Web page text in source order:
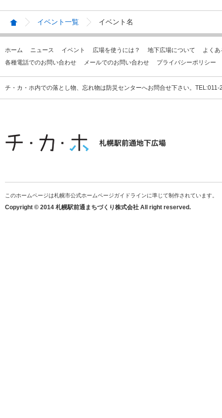
イベント一覧 イベント名
ホーム ニュース イベント 広場を使うには？ 地下広場について
よく
各種電話でのお問い合わせ
メールでのお問い合わせ プライバシーポリシー
チ・カ・ホ内での落とし物、忘れ物は防災センターへお問合せ下さい。
このホームページは札幌市公式ホームページガイドラインに準じて制作されています。
Copyright © 2014 札幌駅前通まちづくり株式会社 All right reserved.